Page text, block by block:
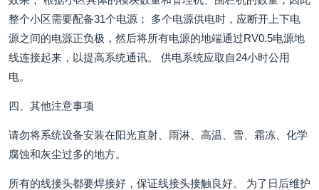
整个小区需要配备31个电源； 多个电源供电时，应断开上下电
源之间的电源正负极，然后将所有电源的地端通过RV0.5电源地
线连接起来，以提高系统通讯。 供电系统应取自24小时公用
电。
四、其他注意事项
请勿将系统设备安装在阳光直射、雨淋、高温、雪、霜冻、化学
腐蚀和灰尘过多的地方。
所有的线接头都要焊接好，保证线接头接触良好。 为了日后维护